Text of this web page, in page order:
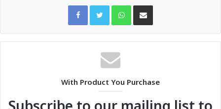
WhatsAppShare via Email
With Product You Purchase